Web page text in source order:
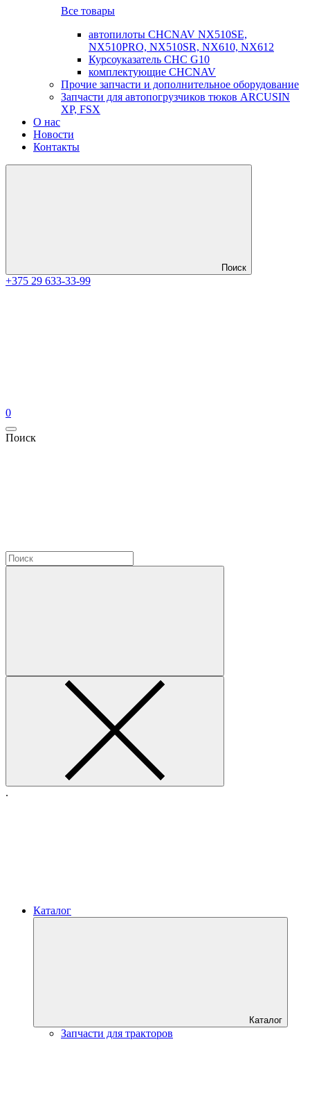
Все товары
автопилоты CHCNAV NX510SE,
NX510PRO, NX510SR, NX610, NX612
Курсоуказатель CHC G10
комплектующие CHCNAV
Прочие запчасти и дополнительное оборудование
Запчасти для автопогрузчиков тюков ARCUSIN
XP, FSX
О нас
Новости
Контакты
Поиск
+375 29 633-33-99
0
Поиск
.
Каталог
Каталог
Запчасти для тракторов